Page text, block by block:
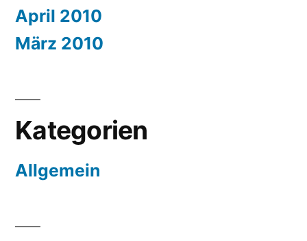
April 2010
März 2010
Kategorien
Allgemein